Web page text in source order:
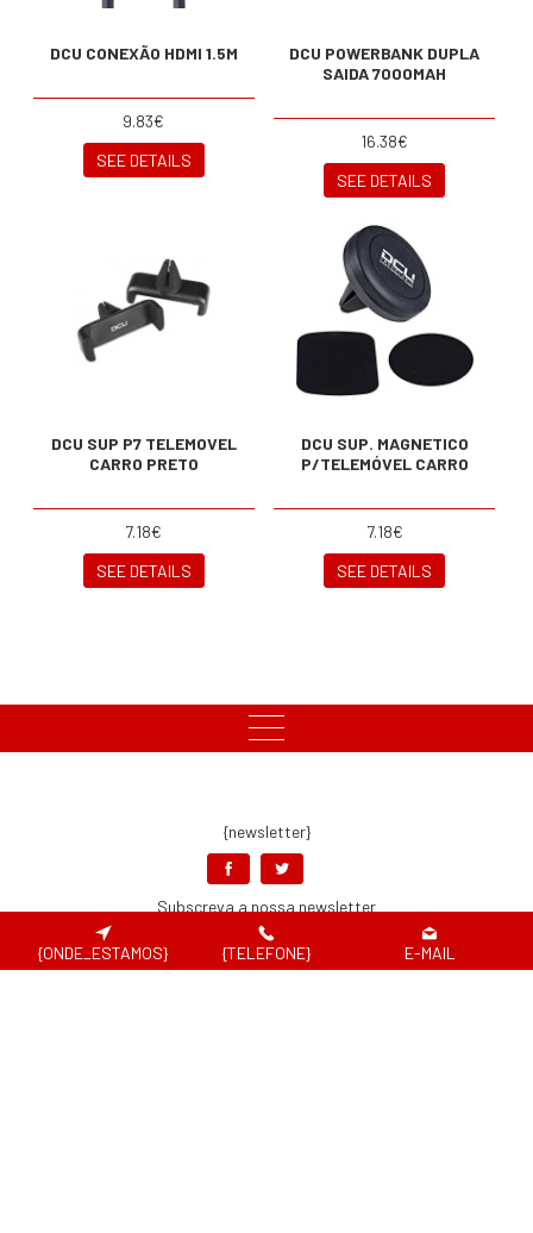
DCU CONEXÃO HDMI 1.5M
9.83€
SEE DETAILS
DCU POWERBANK DUPLA
SAIDA 7000MAH
16.38€
SEE DETAILS
DCU SUP P7 TELEMOVEL
CARRO PRETO
7.18€
SEE DETAILS
DCU SUP. MAGNETICO
P/TELEMÓVEL CARRO
7.18€
SEE DETAILS
{newsletter}
Subscreva a nossa newsletter
{ONDE_ESTAMOS} {TELEFONE} E-MAIL